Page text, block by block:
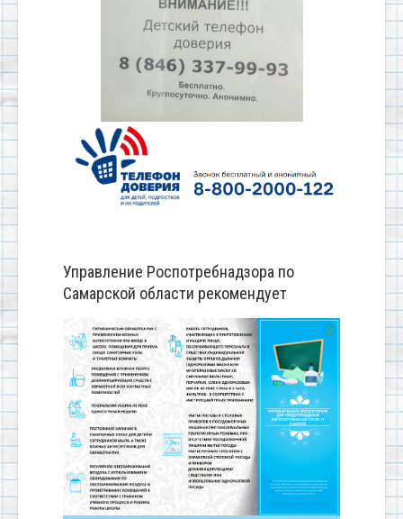
Управление Роспотребнадзора по
Самарской области рекомендует